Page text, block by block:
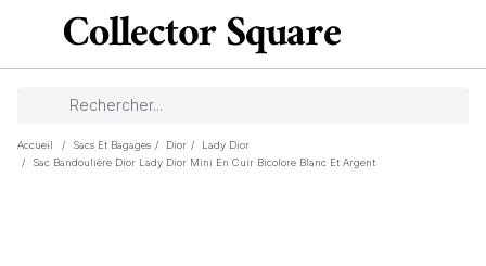
Accueil / Sacs Et Bagages / Dior /
Lady Dior
/
Sac Bandoulière Dior Lady Dior Mini En Cuir Bicolore Blanc Et Argent